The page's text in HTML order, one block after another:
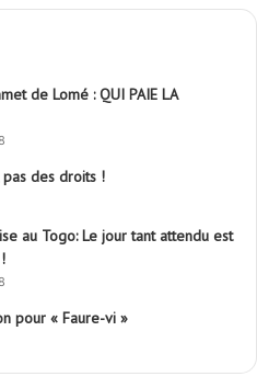
h
de Lomé : QUI PAIE LA
des droits !
au Togo: Le jour tant attendu est
pour « Faure-vi »